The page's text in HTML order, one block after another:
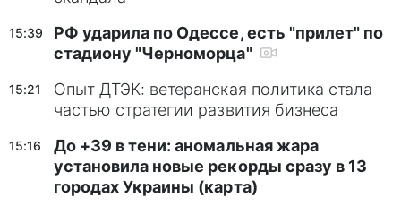
15:39
РФ ударила по Одессе, есть "прилет" по
стадиону "Черноморца"
15:21
Опыт ДТЭК: ветеранская политика стала
частью стратегии развития бизнеса
15:16
До +39 в тени: аномальная жара
установила новые рекорды сразу в 13
городах Украины (карта)